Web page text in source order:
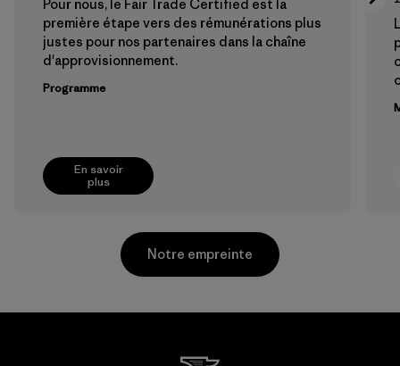
En savoir
plus
Pour nous, le Fair Trade Certified est la
première étape vers des rémunérations plus
justes pour nos partenaires dans la chaîne
d'approvisionnement.
Programme
Notre empreinte